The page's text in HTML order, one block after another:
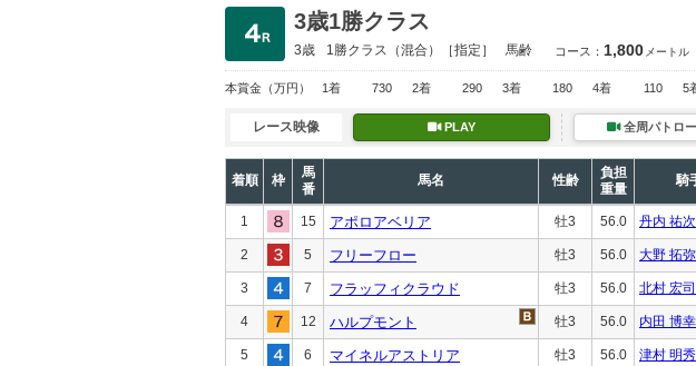
3歳1勝クラス
3歳 1勝クラス （混合）［指定］ 馬齢 コース： 1,800 メートル
本賞金 （万円） 1着 730 2着 290 3着 180 4着 110 5
レース映像 PLAY 全周パトロ
着順 枠
馬
番
馬名 性齢
負担
重量
騎
1 15 アポロアベリア 牡3 56.0 丹内 祐次
2 5 フリーフロー 牡3 56.0 大野 拓弥
3 7 フラッフィクラウド 牡3 56.0 北村 宏司
4 12 ハルプモント 牡3 56.0 内田 博幸
5 6 マイネルアストリア 牡3 56.0 津村 明秀